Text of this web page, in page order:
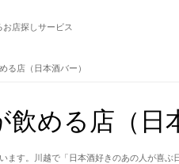
店探しサービス
る店（日本酒バー）
める店（日
ます。川越で「日本酒好きのあの人が喜